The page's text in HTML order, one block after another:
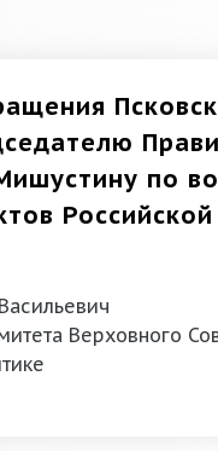
по
Верховного